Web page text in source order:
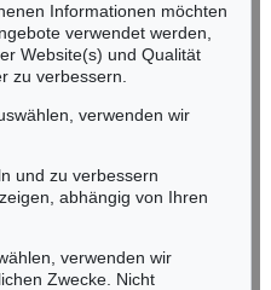
verpassen!
rechtzeitig.
Informationen möchten
verwendet werden,
Website(s) und Qualität
zu verbessern.
verwenden wir
und zu verbessern
abhängig von Ihren
verwenden wir
Zwecke. Nicht